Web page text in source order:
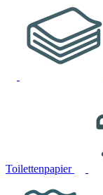
Toilettenpapier